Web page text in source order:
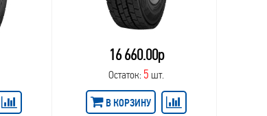
16 660.00р
Остаток: 5 шт.
В КОРЗИНУ